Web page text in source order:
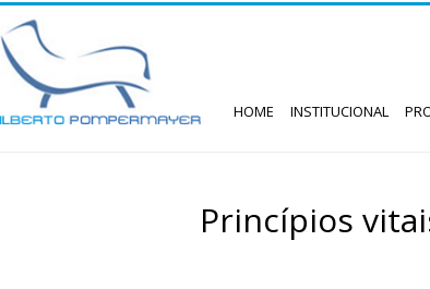
HOME INSTITUCIONAL
Princípios